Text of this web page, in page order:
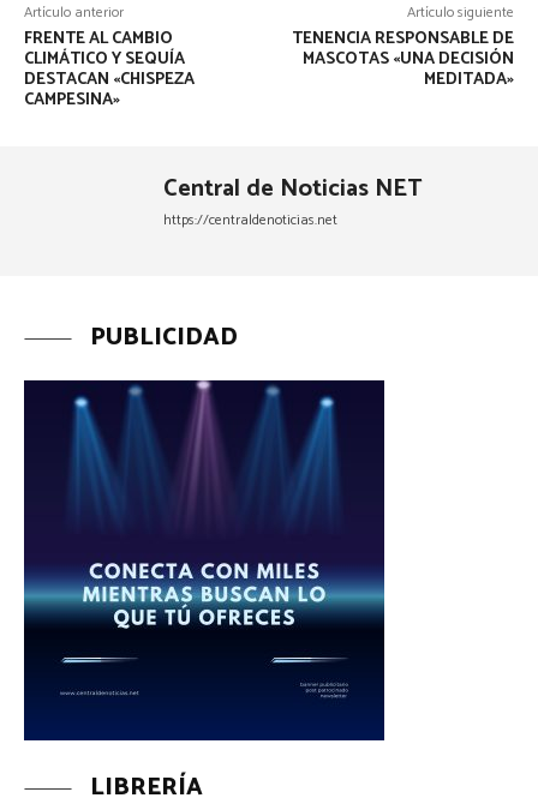
Artículo anterior
FRENTE AL CAMBIO
CLIMÁTICO Y SEQUÍA
DESTACAN «CHISPEZA
CAMPESINA»
Artículo siguiente
TENENCIA RESPONSABLE DE
MASCOTAS «UNA DECISIÓN
MEDITADA»
Central de Noticias NET
https://centraldenoticias.net
PUBLICIDAD
LIBRERÍA